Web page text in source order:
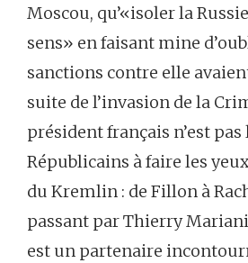
Moscou, qu’«isoler la
sens» en faisant mine
sanctions contre elle
suite de l’invasion de la
président français n’est pas
Républicains à faire les
du Kremlin : de Fillon à
passant par Thierry
est un partenaire